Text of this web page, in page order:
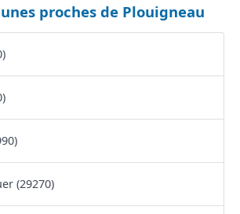
proches de Plouigneau
(29270)